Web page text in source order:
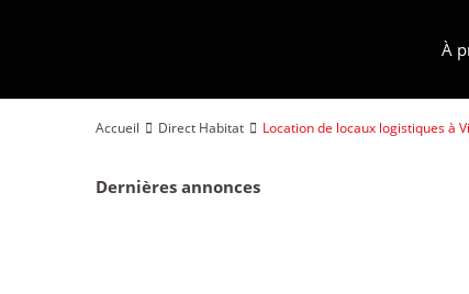
À
Accueil Direct Habitat Location de locaux logistiques à
Dernières annonces